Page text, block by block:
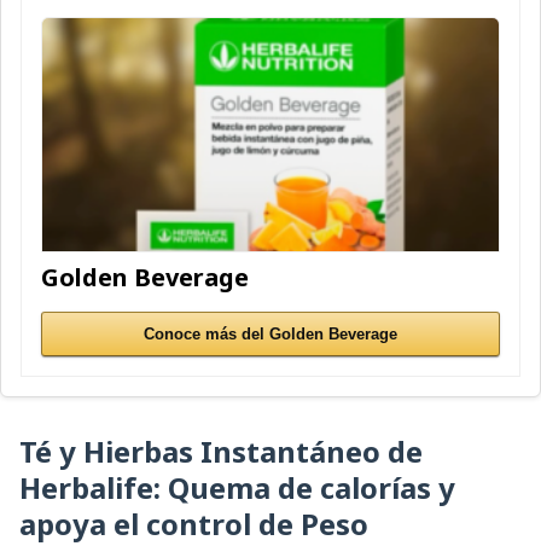
Golden Beverage
Conoce más del Golden Beverage
Té y Hierbas Instantáneo de
Herbalife: Quema de calorías y
apoya el control de Peso